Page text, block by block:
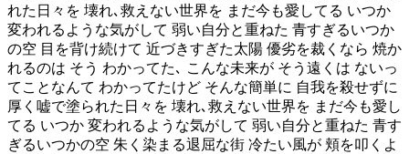
れた日々を 壊れ､救えない世界を まだ今も愛してる いつか
変われるような気がして 弱い自分と重ねた 青すぎるいつか
の空 目を背け続けて 近づきすぎた太陽 優劣を裁くなら 焼か
れるのは そう わかってた､ こんな未来が そう遠くは ないっ
てことなんて わかってたけど そんな簡単に 自我を殺せずに
厚く嘘で塗られた日々を 壊れ､救えない世界を まだ今も愛し
てる いつか 変われるような気がして 弱い自分と重ねた 青す
ぎるいつかの空 朱く染まる退屈な街 冷たい風が 頬を叩くよ